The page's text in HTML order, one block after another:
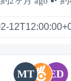
MT ED